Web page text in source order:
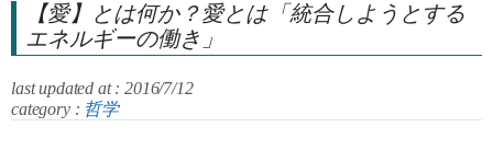
【愛】とは何か？愛とは「統合しようとする
エネルギーの働き」
last updated at : 2016/7/12
category : 哲学